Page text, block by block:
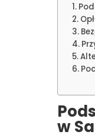
w